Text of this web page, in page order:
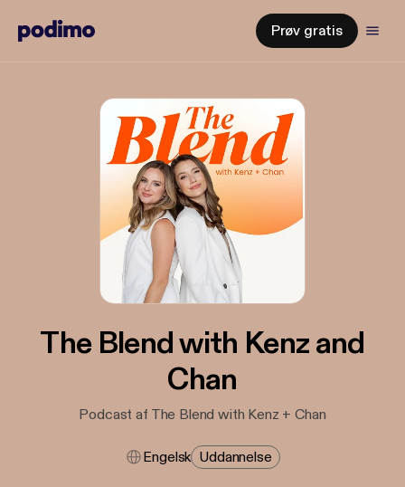
Prøv gratis
The Blend with Kenz and
Chan
Podcast af The Blend with Kenz + Chan
Engelsk Uddannelse